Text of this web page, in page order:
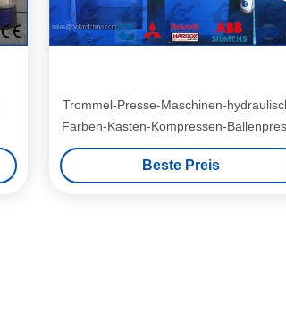
Trommel-Presse-Maschinen-
Farben-Kasten-Kompressen-
WANSHIDA Y82-25 des Ram-zwei
Beste Preis